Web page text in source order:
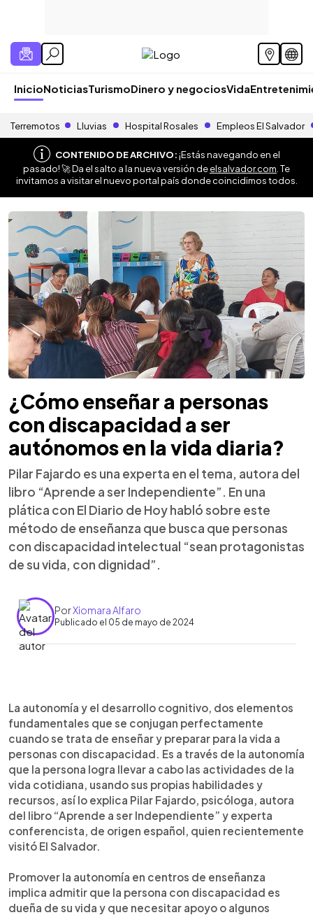
InicioNoticiasTurismoDinero y negociosVida
Terremotos Lluvias Hospital Rosales Empleos El Salvador
CONTENIDO DE ARCHIVO:¡Estás navegando en el
pasado! 🚀 Da el salto a la nueva versión deelsalvador.com . Te
invitamos a visitar el nuevo portal país donde coincidimos todos.
¿Cómo enseñar a personas
con discapacidad a ser
autónomos en la vida diaria?
Pilar Fajardo es una experta en el tema, autora del
libro “Aprende a ser Independiente”. En una
plática con El Diario de Hoy habló sobre este
método de enseñanza que busca que personas
con discapacidad intelectual “sean protagonistas
de su vida, con dignidad”.
PorXiomara Alfaro
Publicado el 05 de mayo de 2024
Escuchar artículo
La autonomía y el desarrollo cognitivo, dos elementos
fundamentales que se conjugan perfectamente
cuando se trata de enseñar y preparar para la vida a
personas con discapacidad. Es a través de la autonomía
que la persona logra llevar a cabo las actividades de la
vida cotidiana, usando sus propias habilidades y
recursos, así lo explica Pilar Fajardo, psicóloga, autora
del libro “Aprende a ser Independiente” y experta
conferencista, de origen español, quien recientemente
visitó El Salvador.
Promover la autonomía en centros de enseñanza
implica admitir que la persona con discapacidad es
dueña de su vida y que necesitar apoyo o algunos